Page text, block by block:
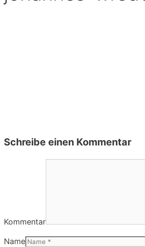
Schreibe einen Kommentar
Kommentar
Name